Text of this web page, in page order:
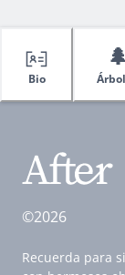
Bio
🌲
©2026
Recuerda para